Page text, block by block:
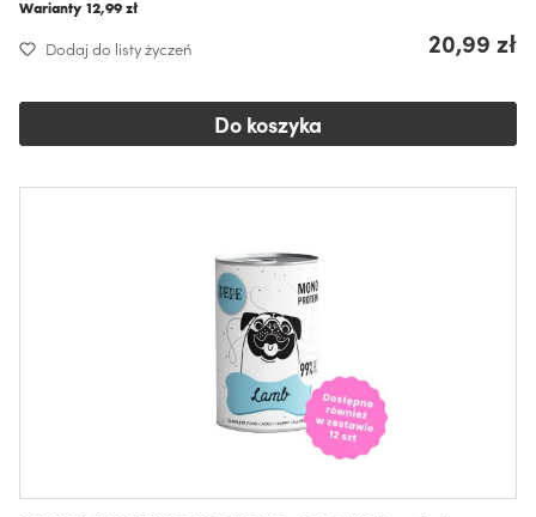
Warianty 12,99 zł
Dodaj do listy życzeń 20,99 zł
Do koszyka